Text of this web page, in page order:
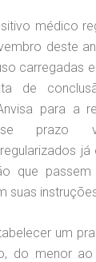
médico
deste
carregadas
de
para a
prazo
já
que
suas
um
do menor